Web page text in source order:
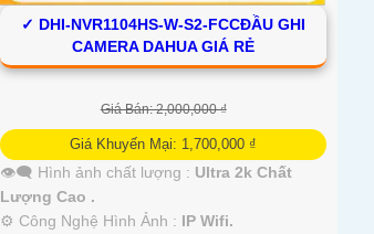
✓ DHI-NVR1104HS-W-S2-FCCĐẦU GHI
CAMERA DAHUA GIÁ RẺ
Giá Bán: 2,000,000 ₫
Giá Khuyến Mại: 1,700,000 ₫
👁️‍🗨 Hình ảnh chất lượng : Ultra 2k Chất
Lượng Cao .
⚙ Công Nghệ Hình Ảnh : IP Wifi.